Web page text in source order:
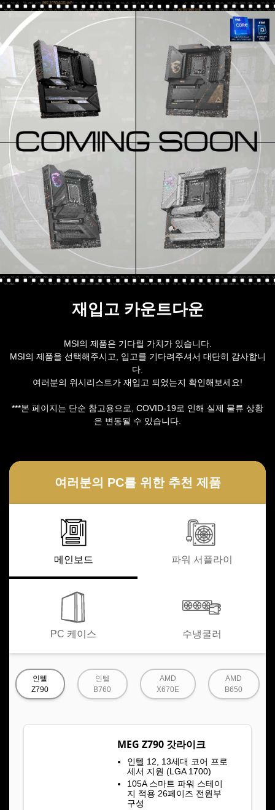
재입고 카운트다운
MSI의 제품은 기다릴 가치가 있습니다.
MSI의 제품을 선택해주시고, 입고를 기다려주셔서 대단히 감사합니
다.
여러분의 위시리스트가 재입고 되었는지 확인해보세요!
***본 페이지는 단순 참고용으로, COVID-19로 인해 실제 물류 상황
은 변동될 수 있습니다.
여러분의 PC를 위한 추천 제품
메인보드 파워 서플라이
PC 케이스 수냉쿨러
인텔
Z790
인텔
B760
AMD
X670E
AMD
B650
MEG Z790 갓라이크
인텔 12, 13세대 코어 프로
세서 지원 (LGA 1700)
105A 스마트 파워 스테이
지 적용 26페이즈 전원부
구성